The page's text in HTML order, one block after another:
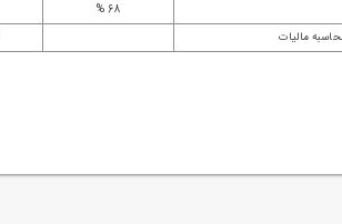
68 %
مالیات